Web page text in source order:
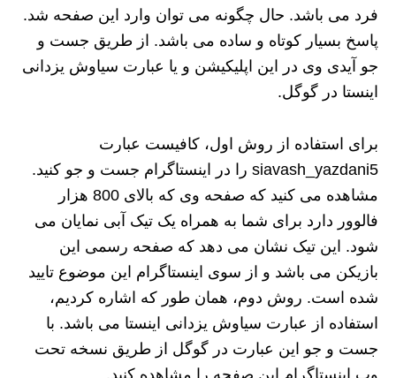
فرد می باشد. حال چگونه می توان وارد این صفحه شد.
پاسخ بسیار کوتاه و ساده می باشد. از طریق جست و
جو آیدی وی در این اپلیکیشن و یا عبارت سیاوش یزدانی
اینستا در گوگل.
برای استفاده از روش اول، کافیست عبارت
siavash_yazdani5 را در اینستاگرام جست و جو کنید.
مشاهده می کنید که صفحه وی که بالای 800 هزار
فالوور دارد برای شما به همراه یک تیک آبی نمایان می
شود. این تیک نشان می دهد که صفحه رسمی این
بازیکن می باشد و از سوی اینستاگرام این موضوع تایید
شده است. روش دوم، همان طور که اشاره کردیم،
استفاده از عبارت سیاوش یزدانی اینستا می باشد. با
جست و جو این عبارت در گوگل از طریق نسخه تحت